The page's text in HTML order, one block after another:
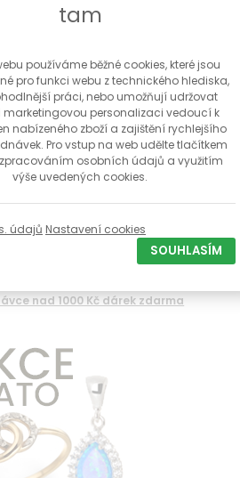
klenotnictví s kamennou prodejnou a
dílnou již od roku 1992
zákazníky na vybrané produkty
zdarma od 1500 Kč
nad 1000 Kč dárek zdarma
tam
používáme běžné cookies, které jsou
pro funkci webu z technického hlediska,
práci, nebo umožňují udržovat
marketingovou personalizaci vedoucí k
nabízeného zboží a zajištění rychlejšího
Pro vstup na web udělte tlačítkem
osobních údajů a využitím
výše uvedených cookies.
údajů Nastavení cookies
SOUHLASÍM